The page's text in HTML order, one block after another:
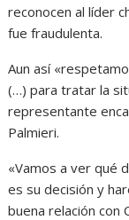
reconocen al líder
fue fraudulenta.
Aun así
(…) para tratar la
representante
Palmieri.
«Vamos a ver qué
es su decisión y
buena relación con